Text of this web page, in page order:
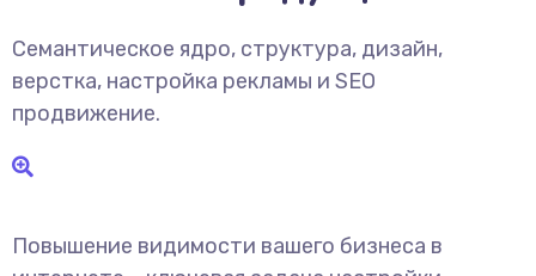
Семантическое ядро, структура, дизайн,
верстка, настройка рекламы и SEO
продвижение.
Повышение видимости вашего бизнеса в